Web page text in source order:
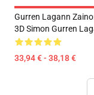
Gurren Lagann
3D Simon Gurren
33,94 € - 38,18 €